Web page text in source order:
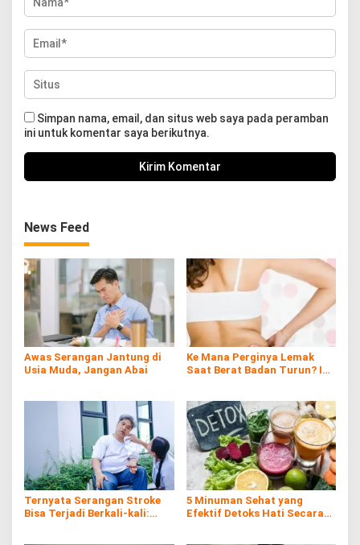
Simpan nama, email, dan situs web saya pada peramban
ini untuk komentar saya berikutnya.
News Feed
Awas Serangan Jantung di
Usia Muda, Jangan Abai
Ke Mana Perginya Lemak
Saat Berat Badan Turun? Ini
Ternyata Serangan Stroke
Bisa Terjadi Berkali-kali:
5 Minuman Sehat yang
Efektif Detoks Hati Secara